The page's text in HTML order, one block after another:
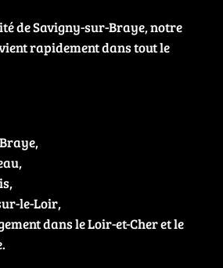
de Savigny-sur-Braye, notre
rapidement dans tout le
le-Loir,
dans le Loir-et-Cher et le